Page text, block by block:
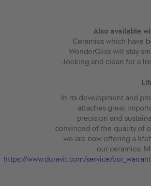
Also available
Ceramics which have
WonderGliss will stay
looking and clean for a
In its development and
attaches great
precision and
convinced of the quality of
we are now offering a
our ceramics.
https://www.duravit.com/service/